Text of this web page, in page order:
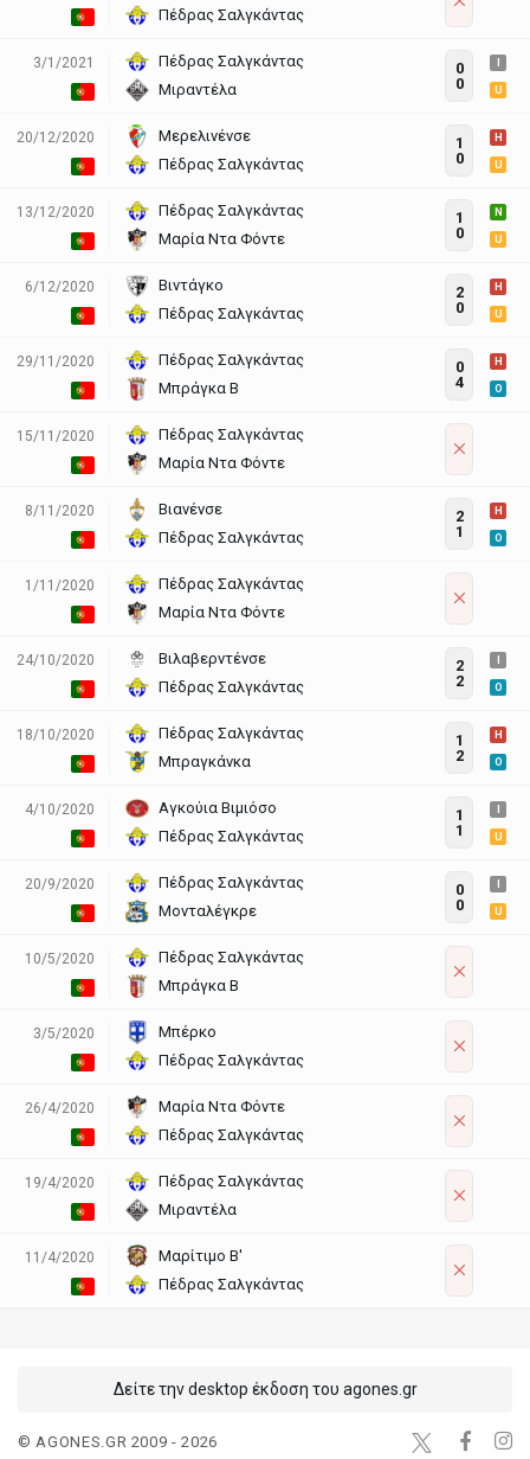
Πέδρας Σαλγκάντας
3/1/2021
Πέδρας Σαλγκάντας
Μιραντέλα
0
0
U
20/12/2020
Μερελινένσε
Πέδρας Σαλγκάντας
1
0
H
U
13/12/2020
Πέδρας Σαλγκάντας
Μαρία Ντα Φόντε
1
0
N
U
6/12/2020
Βιντάγκο
Πέδρας Σαλγκάντας
2
0
H
U
29/11/2020
Πέδρας Σαλγκάντας
Μπράγκα Β
0
4
H
O
15/11/2020
Πέδρας Σαλγκάντας
Μαρία Ντα Φόντε
8/11/2020
Βιανένσε
Πέδρας Σαλγκάντας
2
1
H
O
1/11/2020
Πέδρας Σαλγκάντας
Μαρία Ντα Φόντε
24/10/2020
Βιλαβερντένσε
Πέδρας Σαλγκάντας
2
2
O
18/10/2020
Πέδρας Σαλγκάντας
Μπραγκάνκα
1
2
H
O
4/10/2020
Αγκούια Βιμιόσο
Πέδρας Σαλγκάντας
1
1
U
20/9/2020
Πέδρας Σαλγκάντας
Μονταλέγκρε
0
0
U
10/5/2020
Πέδρας Σαλγκάντας
Μπράγκα Β
3/5/2020
Μπέρκο
Πέδρας Σαλγκάντας
26/4/2020
Μαρία Ντα Φόντε
Πέδρας Σαλγκάντας
19/4/2020
Πέδρας Σαλγκάντας
Μιραντέλα
11/4/2020
Μαρίτιμο Β'
Πέδρας Σαλγκάντας
Δείτε την desktop έκδοση του agones.gr
© AGONES.GR 2009 - 2026